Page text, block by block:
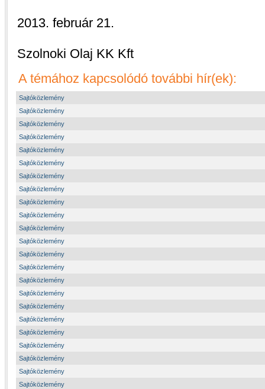
2013. február 21.
Szolnoki Olaj KK Kft
A témához kapcsolódó további hír(ek):
Sajtóközlemény
Sajtóközlemény
Sajtóközlemény
Sajtóközlemény
Sajtóközlemény
Sajtóközlemény
Sajtóközlemény
Sajtóközlemény
Sajtóközlemény
Sajtóközlemény
Sajtóközlemény
Sajtóközlemény
Sajtóközlemény
Sajtóközlemény
Sajtóközlemény
Sajtóközlemény
Sajtóközlemény
Sajtóközlemény
Sajtóközlemény
Sajtóközlemény
Sajtóközlemény
Sajtóközlemény
Sajtóközlemény